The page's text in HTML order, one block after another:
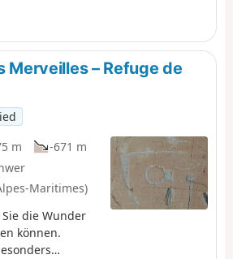
wo Sie
Überreste
am
letzten
stattfand,
vor dem
Mai 1945 273
ums Leben
dort ist
Merveilles – Refuge de
m
-671 m
Maritimes)
die Wunder
können.